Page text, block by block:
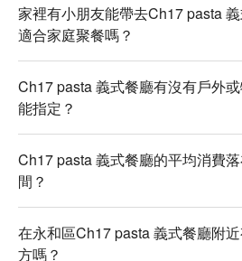
💡 FunNow 懂吃笔记：本推荐由 AI
心提醒：若包含酒精饮品，请理性饮
家裡有小朋友能帶去Ch17 pasta
適合家庭聚餐嗎？
Ch17 pasta 義式餐廳有沒有戶外
能指定？
Ch17 pasta 義式餐廳的平均消費
間？
在永和區Ch17 pasta 義式餐廳附
方嗎？